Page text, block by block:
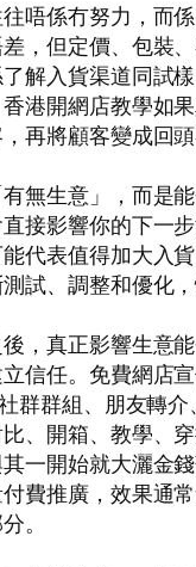
唔係冇努力，而
，但定價、包裝
解入貨渠道同試
港開網店教學如
再將顧客變成回頭
無生意」，而是
接影響你的下一
代表值得加大入
試、調整和優化
，真正影響生意
信任。免費網店
群群組、朋友轉
、開箱、教學、
一開始就大灑金
費推廣，效果通
。